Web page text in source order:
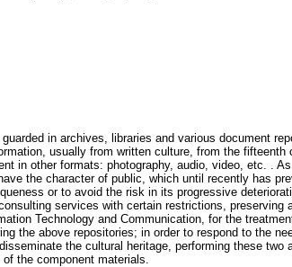
in archives, libraries and various document
usually from written culture, from the
in other formats: photography, audio, video, etc. .
the character of public, which until recently has
or to avoid the risk in its progressive
services with certain restrictions, preserving
Technology and Communication, for the
the above repositories; in order to respond to the
the cultural heritage, performing these two
the component materials.